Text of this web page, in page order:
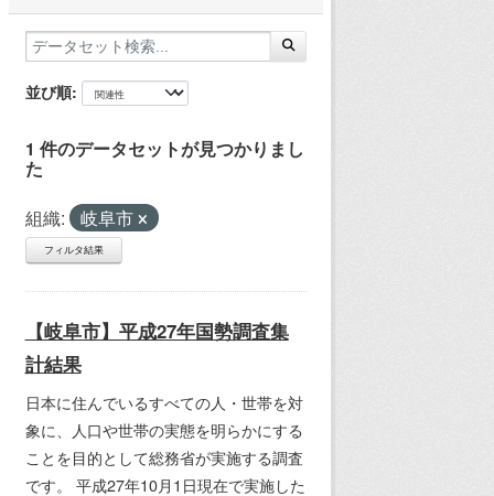
並び順
1 件のデータセットが見つかりまし
た
組織: 岐阜市
フィルタ結果
【岐阜市】平成27年国勢調査集
計結果
日本に住んでいるすべての人・世帯を対
象に、人口や世帯の実態を明らかにする
ことを目的として総務省が実施する調査
です。 平成27年10月1日現在で実施した